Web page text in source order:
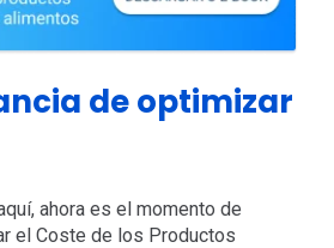
de optimizar
ahora es el momento de
el Coste de los Productos